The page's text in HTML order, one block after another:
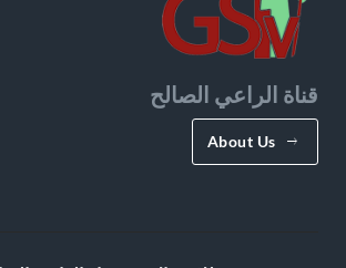
قناة الراعي الصالح
About Us